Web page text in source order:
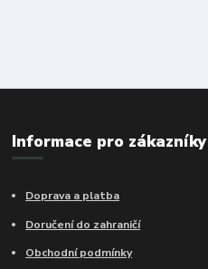
Informace pro zákazníky
Doprava a platba
Doručení do zahraničí
Obchodní podmínky